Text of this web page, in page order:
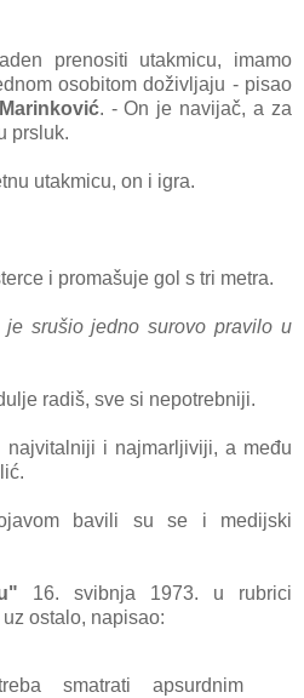
prenositi utakmicu, imamo
osobitom doživljaju - pisao
. - On je navijač, a za
prsluk.
utakmicu, on i igra.
i promašuje gol s tri metra.
srušio jedno surovo pravilo u
radiš, sve si nepotrebniji.
i najmarljiviji, a među
bavili su se i medijski
16. svibnja 1973. u rubrici
ostalo, napisao:
smatrati apsurdnim